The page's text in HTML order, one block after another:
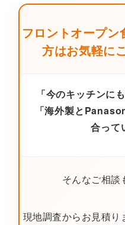
フロントオープ
方はお気軽に
「今のキッチンに
「海外製と
合って
そんなご相談
現地調査からお見積り